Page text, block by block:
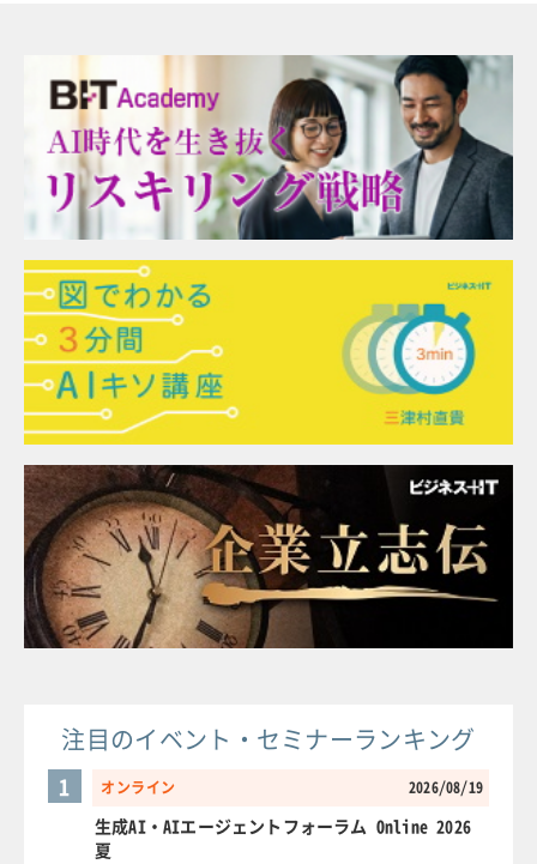
注目のイベント・セミナーランキング
オンライン 2026/08/19
1
生成AI・AIエージェントフォーラム Online 2026
夏